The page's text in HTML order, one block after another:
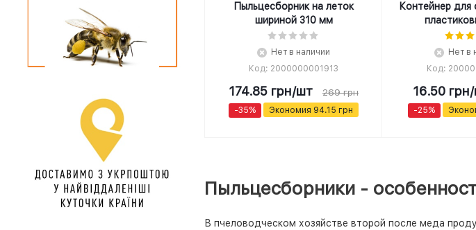
Пыльцесборник на леток
шириной 310 мм
Нет в наличии
Код: 2000000001913
174.85 грн/шт 269грн
-35% Экономия 94.15 грн
Контейнер для
Нет в
Код:
16.50грн
-25%
Пыльцесборники -
В пчеловодческом хозяйстве второй после меда